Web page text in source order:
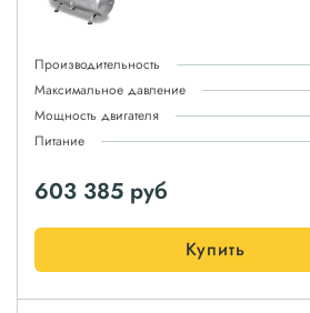
Производительность
Максимальное давление
Мощность двигателя
Питание
603 385 руб
Купить